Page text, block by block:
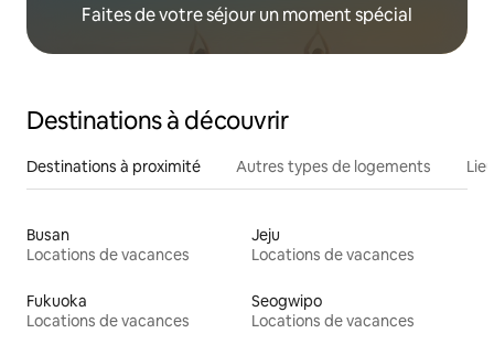
Faites de votre séjour un moment spécial
Destinations à découvrir
Destinations à proximité Autres types de logements
Busan
Locations de vacances
Jeju
Locations de vacances
Fukuoka
Locations de vacances
Seogwipo
Locations de vacances